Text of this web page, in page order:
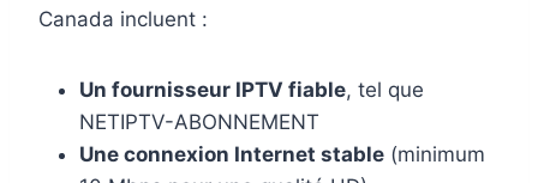
Canada incluent :
Un fournisseur IPTV fiable, tel que
NETIPTV-ABONNEMENT
Une connexion Internet stable (minimum